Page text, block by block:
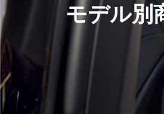
モデル別